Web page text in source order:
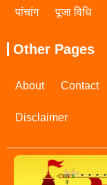
पांचांग पूजा विधि
Other Pages
About Contact
Disclaimer